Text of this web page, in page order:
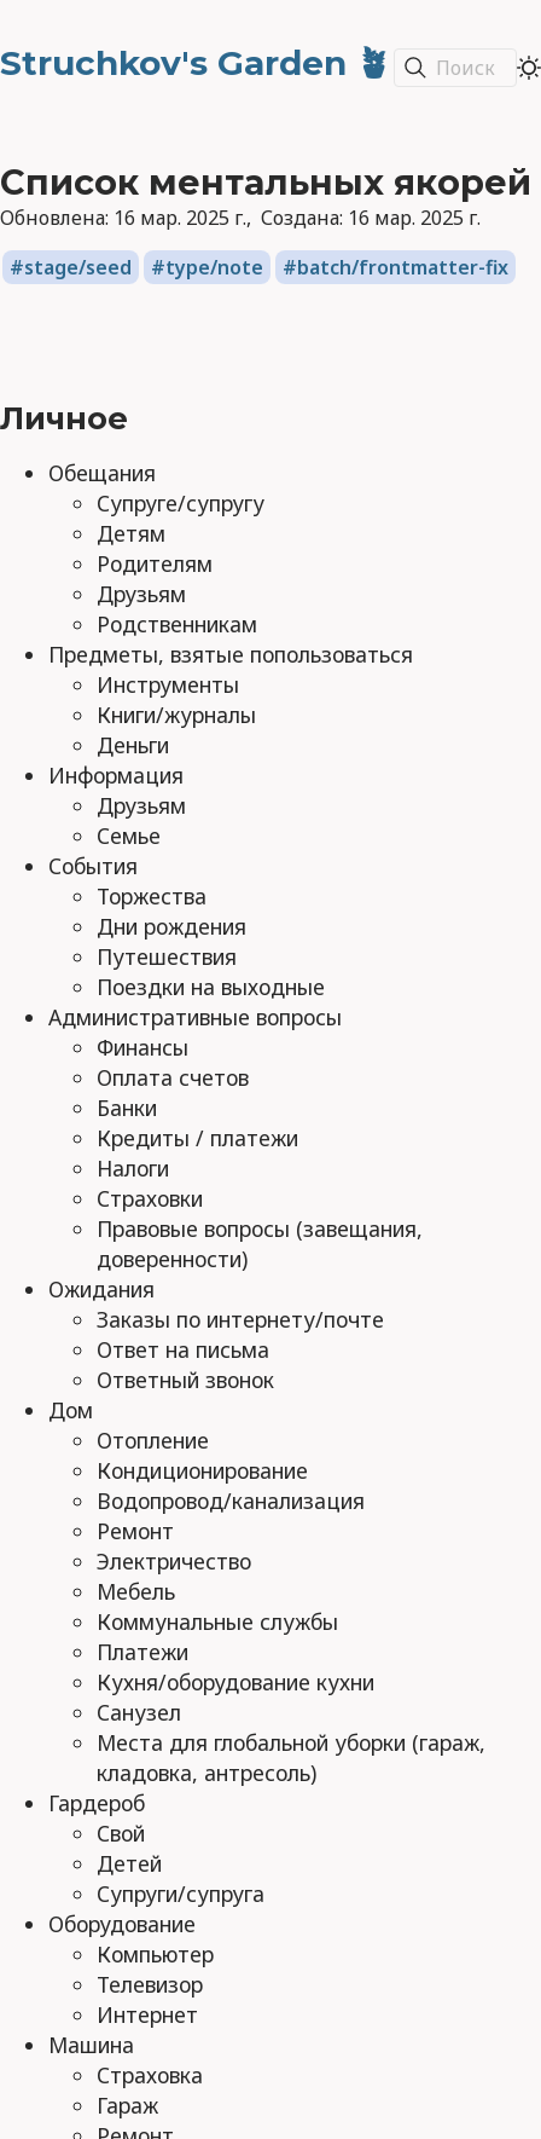
Struchkov's Garden 🪴 Поиск
Список ментальных якорей
Обновлена: 16 мар. 2025 г. Создана: 16 мар. 2025 г.
stage/seed
type/note batch/frontmatter-fix
Личное
Обещания
Супруге/супругу
Детям
Родителям
Друзьям
Родственникам
Предметы, взятые попользоваться
Инструменты
Книги/журналы
Деньги
Информация
Друзьям
Семье
События
Торжества
Дни рождения
Путешествия
Поездки на выходные
Административные вопросы
Финансы
Оплата счетов
Банки
Кредиты / платежи
Налоги
Страховки
Правовые вопросы (завещания,
доверенности)
Ожидания
Заказы по интернету/почте
Ответ на письма
Ответный звонок
Дом
Отопление
Кондиционирование
Водопровод/канализация
Ремонт
Электричество
Мебель
Коммунальные службы
Платежи
Кухня/оборудование кухни
Санузел
Места для глобальной уборки (гараж,
кладовка, антресоль)
Гардероб
Свой
Детей
Супруги/супруга
Оборудование
Компьютер
Телевизор
Интернет
Машина
Страховка
Гараж